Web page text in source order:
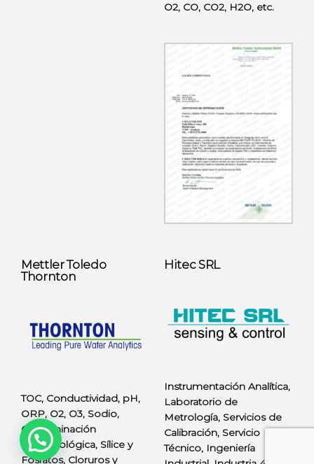
O2, CO, CO2, H2O, etc.
Mettler Toledo
Thornton
TOC, Conductividad, pH,
ORP, O2, O3, Sodio,
Contaminación
microbiológica, Sílice y
Fosfatos, Cloruros y
Hitec SRL
Instrumentación Analítica,
Laboratorio de
Metrología, Servicios de
Calibración, Servicio
Técnico, Ingeniería